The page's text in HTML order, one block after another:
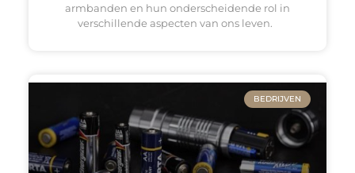
armbanden en hun onderscheidende rol in
verschillende aspecten van ons leven.
BEDRIJVEN